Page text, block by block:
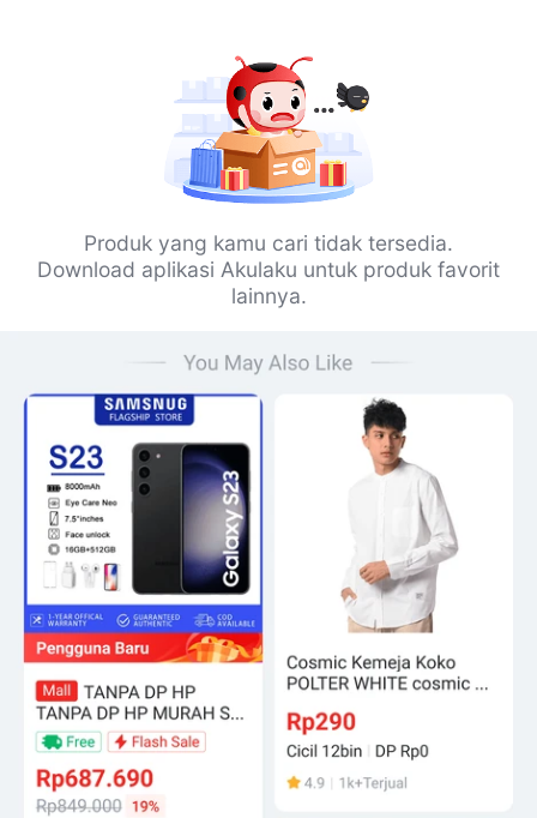
Produk yang kamu cari tidak tersedia.
Download aplikasi Akulaku untuk produk favorit
lainnya.